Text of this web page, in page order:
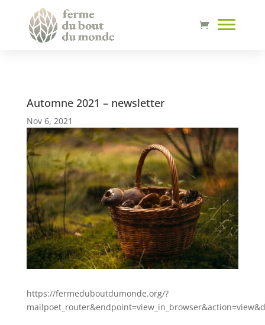
Automne 2021 – newsletter
Nov 6, 2021
https://fermeduboutdumonde.org/?